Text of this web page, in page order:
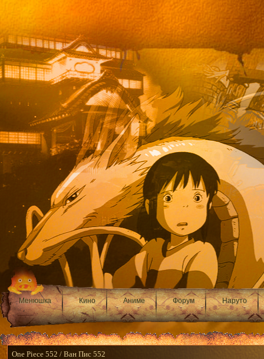
Менюшка Кино Аниме Форум Наруто
One Piece 552 / Ван Пис 552